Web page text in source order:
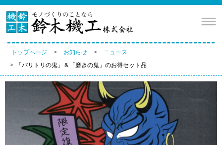
トップページ お知らせ
ニュース
「バリトリの鬼」＆「磨きの鬼」のお得セット品